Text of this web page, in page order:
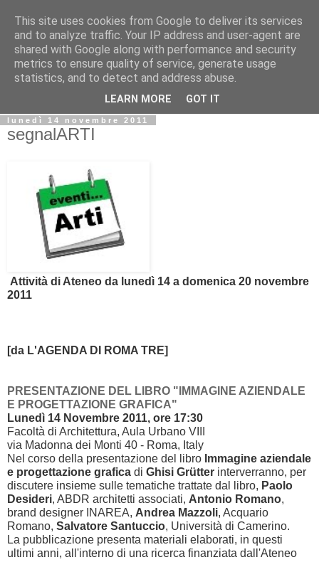
Biblio@rti in
Il Blog della Biblioteca di Area delle arti per condividere
informazioni iniziative incontri
lunedì 14 novembre 2011
segnalARTI
Attività di Ateneo da lunedì 14 a domenica 20 novembre
2011
[da L'AGENDA DI ROMA TRE]
PRESENTAZIONE DEL LIBRO "IMMAGINE AZIENDALE
E PROGETTAZIONE GRAFICA"
Lunedì 14 Novembre 2011, ore 17:30
Facoltà di Architettura, Aula Urbano VIII
via Madonna dei Monti 40 - Roma, Italy
Nel corso della presentazione del libro Immagine aziendale
e progettazione grafica di Ghisi Grütter interverranno, per
discutere insieme sulle tematiche trattate dal libro, Paolo
Desideri, ABDR architetti associati, Antonio Romano,
brand designer INAREA, Andrea Mazzoli, Acquario
Romano, Salvatore Santuccio, Università di Camerino.
La pubblicazione presenta materiali elaborati, in questi
ultimi anni, all'interno di una ricerca finanziata dall'Ateneo
This site uses cookies from Google to deliver its services
and to analyze traffic. Your IP address and user-agent are
shared with Google along with performance and security
metrics to ensure quality of service, generate usage
statistics, and to detect and address abuse.
LEARN MORE GOT IT